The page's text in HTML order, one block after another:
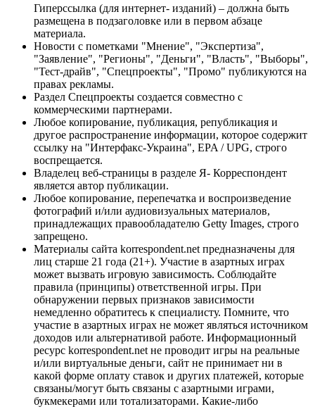
Гиперссылка (для интернет- изданий) – должна быть
размещена в подзаголовке или в первом абзаце
материала.
Новости с пометками "Мнение", "Экспертиза",
"Заявление", "Регионы", "Деньги", "Власть", "Выборы",
"Тест-драйв", "Спецпроекты", "Промо" публикуются на
правах рекламы.
Раздел Спецпроекты создается совместно с
коммерческими партнерами.
Любое копирование, публикация, републикация и
другое распространение информации, которое содержит
ссылку на "Интерфакс-Украина", EPA / UPG, строго
воспрещается.
Владелец веб-страницы в разделе Я- Корреспондент
является автор публикации.
Любое копирование, перепечатка и воспроизведение
фотографий и/или аудиовизуальных материалов,
принадлежащих правообладателю Getty Images, строго
запрещено.
Материалы сайта korrespondent.net предназначены для
лиц старше 21 года (21+). Участие в азартных играх
может вызвать игровую зависимость. Соблюдайте
правила (принципы) ответственной игры. При
обнаружении первых признаков зависимости
немедленно обратитесь к специалисту. Помните, что
участие в азартных играх не может являться источником
доходов или альтернативой работе. Информационный
ресурс korrespondent.net не проводит игры на реальные
и/или виртуальные деньги, сайт не принимает ни в
какой форме оплату ставок и других платежей, которые
связаны/могут быть связаны с азартными играми,
букмекерами или тотализаторами. Какие-либо